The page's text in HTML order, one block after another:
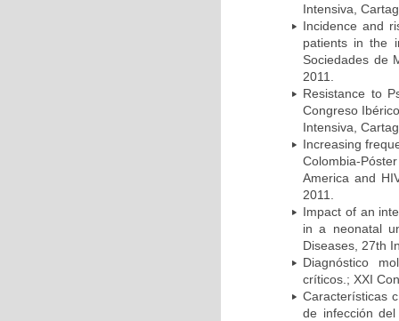
Intensiva,
Incidence and
patients in the
Sociedades de
2011.
Resistance to
Congreso
Intensiva,
Increasing
Colombia-
America and
2011.
Impact of an
in a neonatal
Diseases, 27th
Diagnóstico
críticos.; XXI
Características
de infección